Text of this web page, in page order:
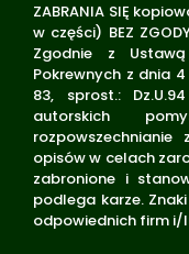
ZABRANIA SIĘ
w części) BEZ
Zgodnie z
Pokrewnych z dnia
83, sprost.:
autorskich
opisów w celach
zabronione i
podlega karze.
odpowiednich firm i/